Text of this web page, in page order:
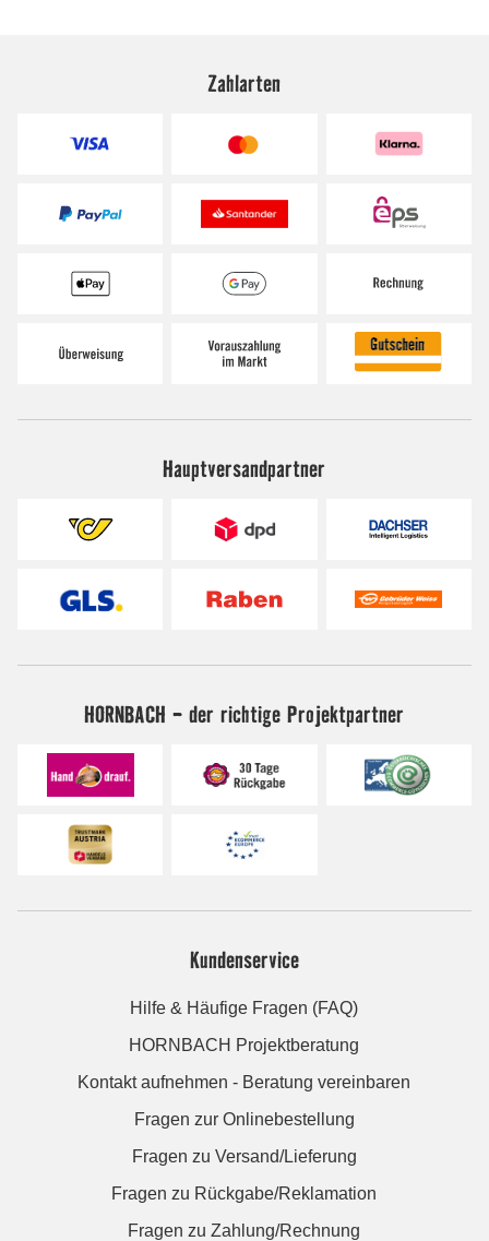
Zahlarten
Hauptversandpartner
HORNBACH - der richtige Projektpartner
Kundenservice
Hilfe & Häufige Fragen (FAQ)
HORNBACH Projektberatung
Kontakt aufnehmen - Beratung vereinbaren
Fragen zur Onlinebestellung
Fragen zu Versand/Lieferung
Fragen zu Rückgabe/Reklamation
Fragen zu Zahlung/Rechnung